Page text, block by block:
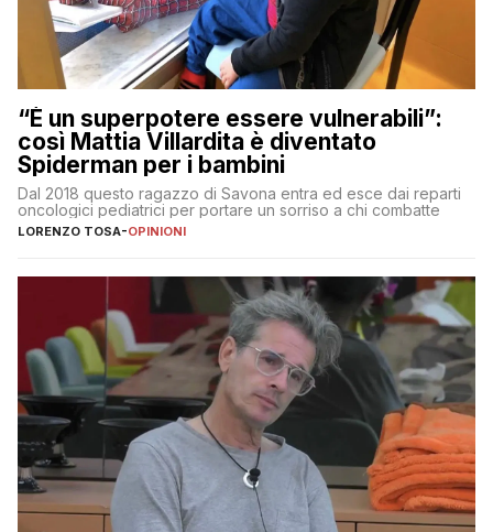
“È un superpotere essere vulnerabili”:
così Mattia Villardita è diventato
Spiderman per i bambini
Dal 2018 questo ragazzo di Savona entra ed esce dai reparti
oncologici pediatrici per portare un sorriso a chi combatte
LORENZO TOSA-OPINIONI